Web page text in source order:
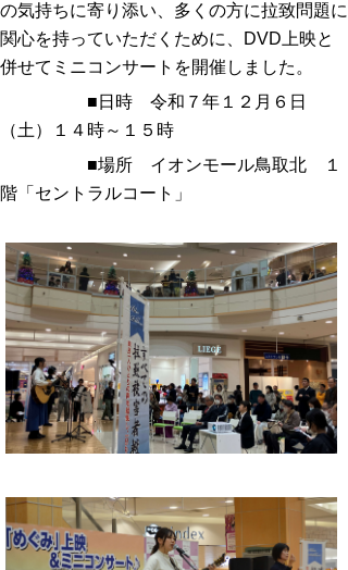
の気持ちに寄り添い、多くの方に拉致問題に
関心を持っていただくために、DVD上映と
併せてミニコンサートを開催しました。
■日時 令和７年１２月６日
（土）１４時～１５時
■場所 イオンモール鳥取北 １
階「セントラルコート」